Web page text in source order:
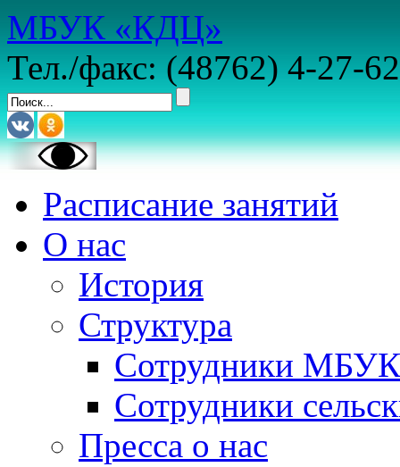
МБУК «КДЦ»
Тел./факс: (48762) 4-27-62
Расписание занятий
О нас
История
Структура
Сотрудники
Сотрудники
Пресса о нас